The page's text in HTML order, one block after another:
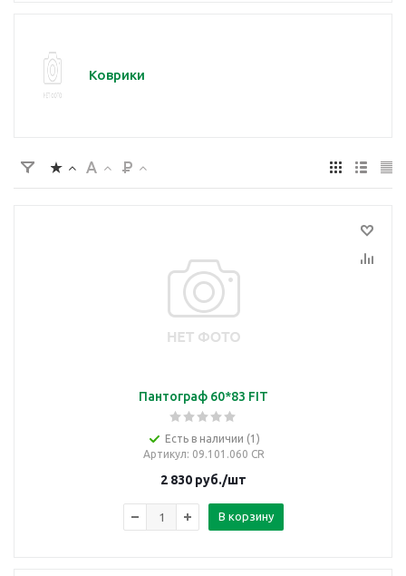
Коврики
Пантограф 60*83 FIT
Есть в наличии (1)
Артикул: 09.101.060 CR
2 830 руб./шт
В корзину